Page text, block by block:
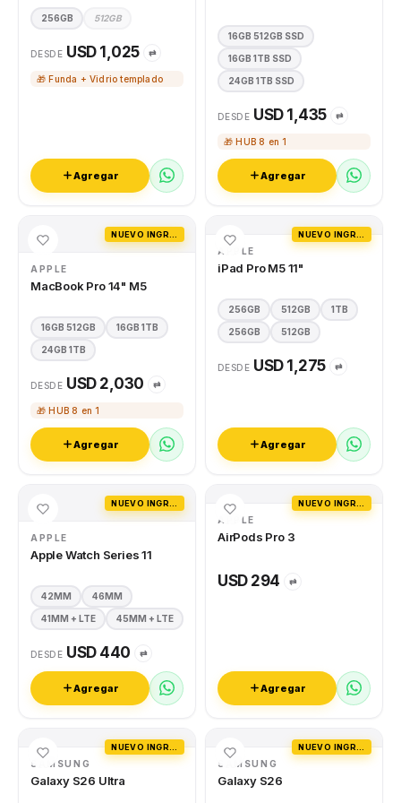
256GB 512GB
DESDE USD 1,025 ⇄
🎁 Funda + Vidrio templado
Agregar
16GB 512GB SSD
16GB 1TB SSD
24GB 1TB SSD
DESDE USD 1,435 ⇄
🎁 HUB 8 en 1
Agregar
APPLE
MacBook Pro 14" M5
16GB 512GB 16GB 1TB
24GB 1TB
DESDE USD 2,030 ⇄
🎁 HUB 8 en 1
Agregar
APPLE
iPad Pro M5 11"
256GB 512GB 1TB
256GB 512GB
DESDE USD 1,275 ⇄
Agregar
APPLE
Apple Watch Series 11
42MM 46MM
41MM + LTE 45MM + LTE
DESDE USD 440 ⇄
Agregar
APPLE
AirPods Pro 3
USD 294 ⇄
Agregar
SAMSUNG
Galaxy S26 Ultra
SAMSUNG
Galaxy S26